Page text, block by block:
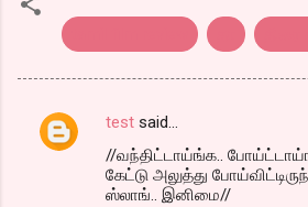
C
test said…
//வந்திட்டாய்ங்க..
கேட்டு அலுத்து
ஸ்லாங்.. இனிமை//